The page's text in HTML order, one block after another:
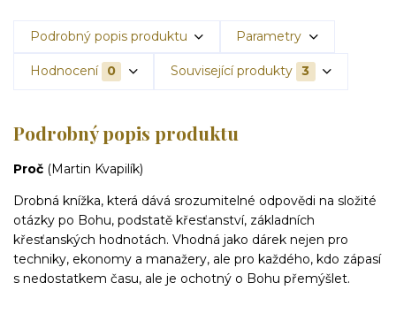
Podrobný popis produktu Parametry
Hodnocení 0 Související produkty 3
Podrobný popis produktu
Proč (Martin Kvapilík)
Drobná knížka, která dává srozumitelné odpovědi na složité
otázky po Bohu, podstatě křesťanství, základních
křesťanských hodnotách. Vhodná jako dárek nejen pro
techniky, ekonomy a manažery, ale pro každého, kdo zápasí
s nedostatkem času, ale je ochotný o Bohu přemýšlet.